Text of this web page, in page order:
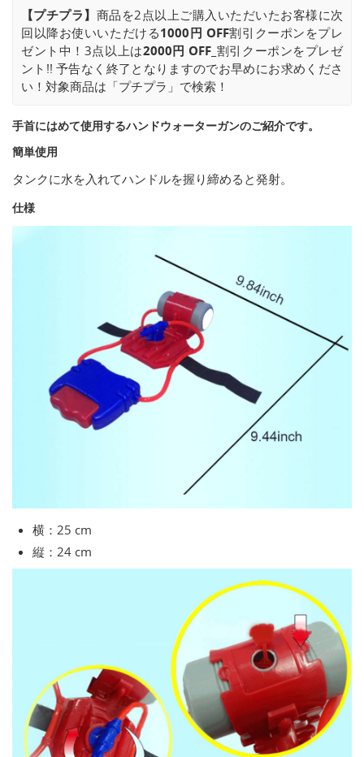
【プチプラ】 商品を2点以上ご購入いただいたお客様に次
回以降お使いいただける1000円 OFF割引クーポンをプレ
ゼント中！3点以上は2000円 OFF_ 割引クーポンをプレゼ
ント!! 予告なく終了となりますのでお早めにお求めくださ
い！対象商品は「プチプラ」で検索！
手首にはめて使用するハンドウォーターガンのご紹介です。
簡単使用
タンクに水を入れてハンドルを握り締めると発射。
仕様
横：25 cm
縦：24 cm